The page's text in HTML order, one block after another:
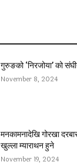
गुरुङको ‘निरजोया’ को
November 8, 2024
मनकामनादेखि गोरखा
खुल्ला म्याराथन हुने
November 19, 2024